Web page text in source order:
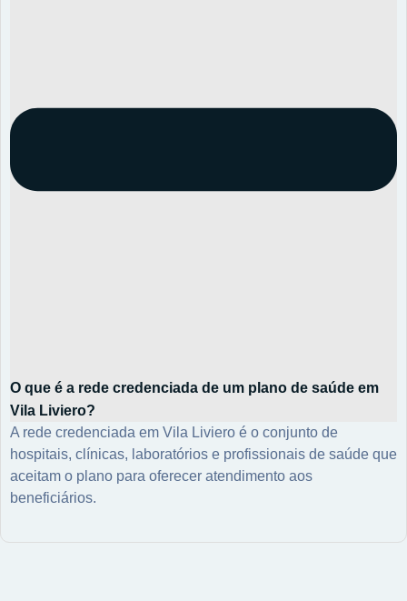
O que é a rede credenciada de um plano de saúde em
Vila Liviero?
A rede credenciada em Vila Liviero é o conjunto de
hospitais, clínicas, laboratórios e profissionais de saúde que
aceitam o plano para oferecer atendimento aos
beneficiários.